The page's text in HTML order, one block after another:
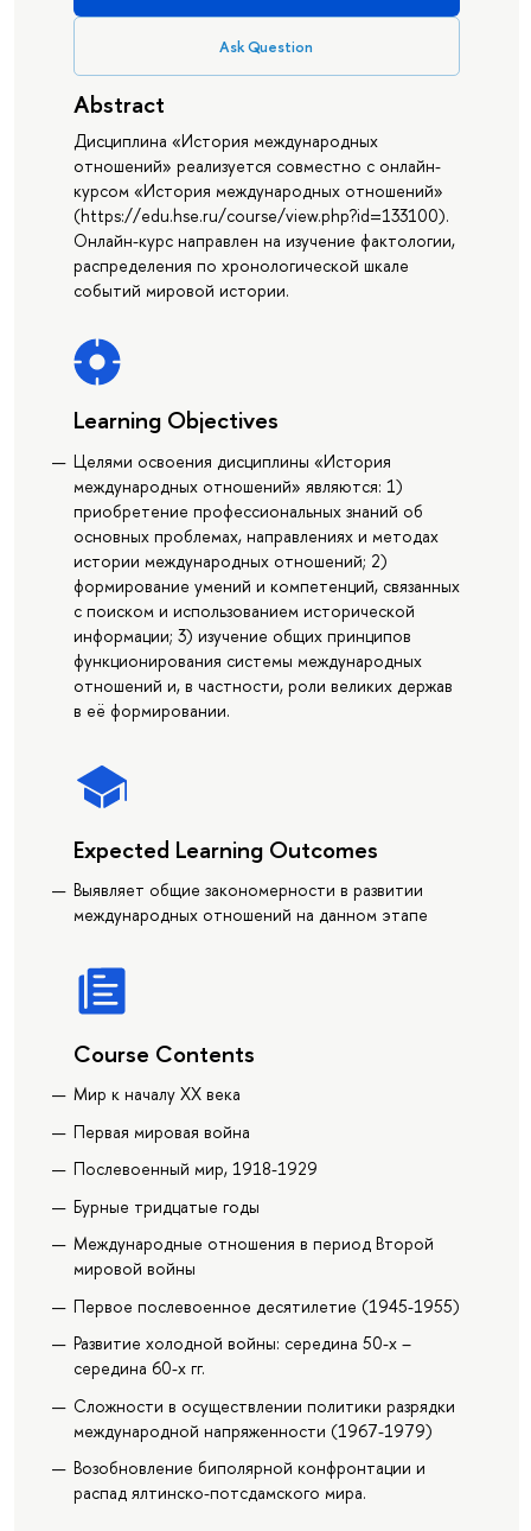
Ask Question
Abstract
Дисциплина «История международных
отношений» реализуется совместно с онлайн-
курсом «История международных отношений»
(https://edu.hse.ru/course/view.php?id=133100).
Онлайн-курс направлен на изучение фактологии,
распределения по хронологической шкале
событий мировой истории.
Learning Objectives
Целями освоения дисциплины «История
международных отношений» являются: 1)
приобретение профессиональных знаний об
основных проблемах, направлениях и методах
истории международных отношений; 2)
формирование умений и компетенций, связанных
с поиском и использованием исторической
информации; 3) изучение общих принципов
функционирования системы международных
отношений и, в частности, роли великих держав
в её формировании.
Expected Learning Outcomes
Выявляет общие закономерности в развитии
международных отношений на данном этапе
Course Contents
Мир к началу XX века
Первая мировая война
Послевоенный мир, 1918-1929
Бурные тридцатые годы
Международные отношения в период Второй
мировой войны
Первое послевоенное десятилетие (1945-1955)
Развитие холодной войны: середина 50-х –
середина 60-х гг.
Сложности в осуществлении политики разрядки
международной напряженности (1967-1979)
Возобновление биполярной конфронтации и
распад ялтинско-потсдамского мира.